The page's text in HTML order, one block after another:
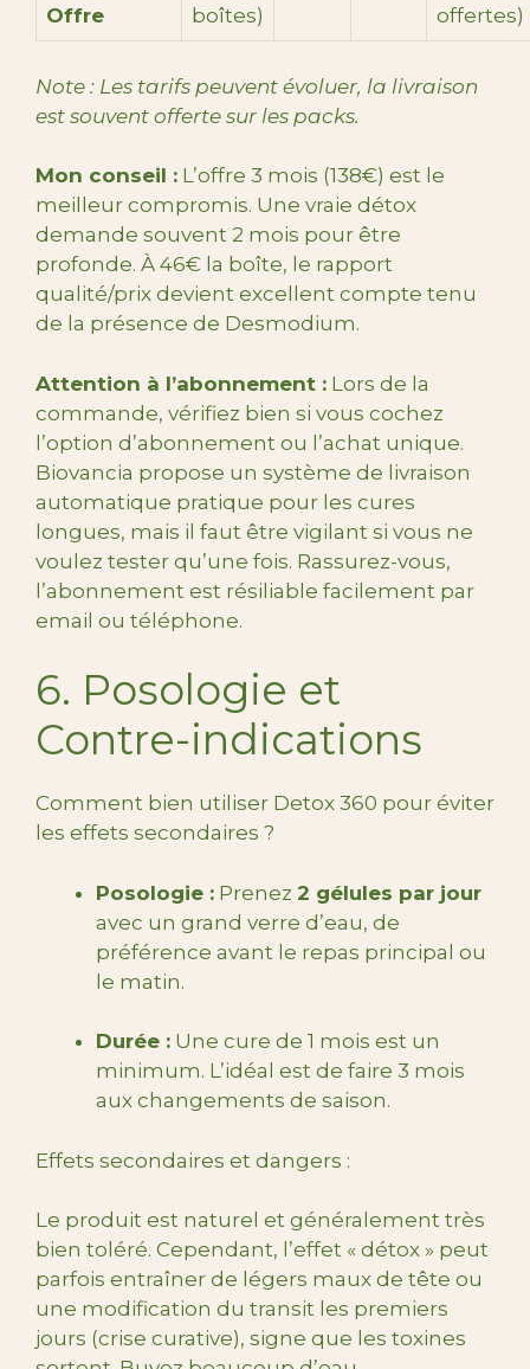
Offre
boîtes)
offertes)
Note : Les tarifs peuvent évoluer, la livraison
est souvent offerte sur les packs.
Mon conseil : L’offre 3 mois (138€) est le
meilleur compromis. Une vraie détox
demande souvent 2 mois pour être
profonde. À 46€ la boîte, le rapport
qualité/prix devient excellent compte tenu
de la présence de Desmodium.
Attention à l’abonnement : Lors de la
commande, vérifiez bien si vous cochez
l’option d’abonnement ou l’achat unique.
Biovancia propose un système de livraison
automatique pratique pour les cures
longues, mais il faut être vigilant si vous ne
voulez tester qu’une fois. Rassurez-vous,
l’abonnement est résiliable facilement par
email ou téléphone.
6. Posologie et
Contre-indications
Comment bien utiliser Detox 360 pour éviter
les effets secondaires ?
Posologie : Prenez 2 gélules par jour
avec un grand verre d’eau, de
préférence avant le repas principal ou
le matin.
Durée : Une cure de 1 mois est un
minimum. L’idéal est de faire 3 mois
aux changements de saison.
Effets secondaires et dangers :
Le produit est naturel et généralement très
bien toléré. Cependant, l’effet « détox » peut
parfois entraîner de légers maux de tête ou
une modification du transit les premiers
jours (crise curative), signe que les toxines